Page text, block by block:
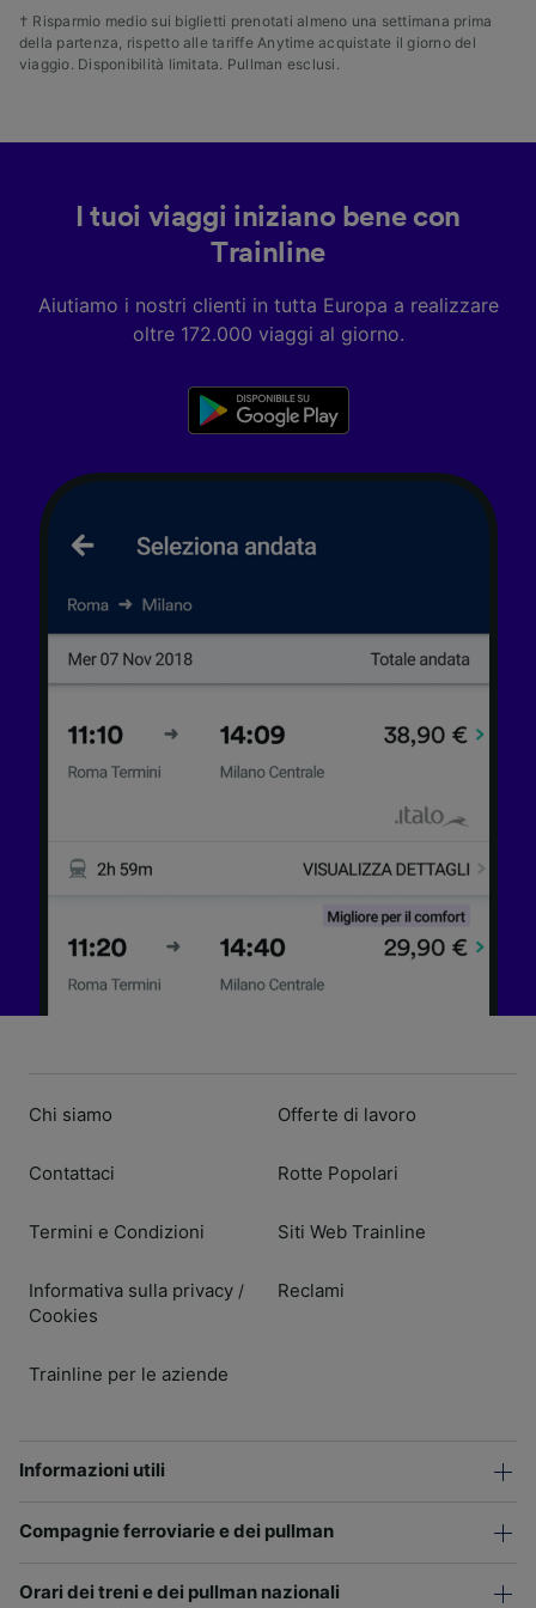
† Risparmio medio sui biglietti prenotati almeno una settimana prima
della partenza, rispetto alle tariffe Anytime acquistate il giorno del
viaggio. Disponibilità limitata. Pullman esclusi.
I tuoi viaggi iniziano bene con
Trainline
Aiutiamo i nostri clienti in tutta Europa a realizzare
oltre 172.000 viaggi al giorno.
Chi siamo
Contattaci
Termini e Condizioni
Informativa sulla privacy /
Cookies
Trainline per le aziende
Offerte di lavoro
Rotte Popolari
Siti Web Trainline
Reclami
Informazioni utili
Compagnie ferroviarie e dei pullman
Orari dei treni e dei pullman nazionali